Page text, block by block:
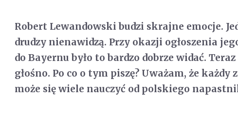
Robert Lewandowski budzi skrajne emocje.
drudzy nienawidzą. Przy okazji ogłoszenia
do Bayernu było to bardzo dobrze widać.
głośno. Po co o tym piszę? Uważam, że
może się wiele nauczyć od polskiego